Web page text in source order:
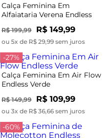
Calça Feminina Em
Alfaiataria Verena Endless
R$ 199,99 R$ 149,99
ou 5x de R$ 29,99 sem juros
-27%
Calça Feminina Em Air Flow
Endless Verde
R$ 149,99 R$ 109,99
ou 3x de R$ 36,66 sem juros
-60%